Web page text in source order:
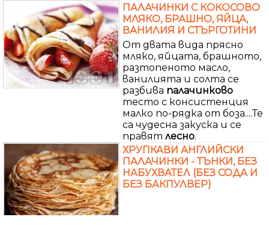
ПАЛАЧИНКИ С КОКОСОВО
МЛЯКО, БРАШНО, ЯЙЦА,
ВАНИЛИЯ И СТЪРГОТИНИ
От двата вида прясно
мляко, яйцата, брашното,
разтопеното масло,
ванилията и солта се
разбива палачинково
тесто с консистенция
малко по-рядка от боза....Те
са чудесна закуска и се
правят лесно.
ХРУПКАВИ АНГЛИЙСКИ
ПАЛАЧИНКИ - ТЪНКИ, БЕЗ
НАБУХВАТЕЛ (БЕЗ СОДА И
БЕЗ БАКПУЛВЕР)